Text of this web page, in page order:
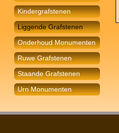
Kindergrafstenen
Liggende Grafstenen
Onderhoud Monumenten
Ruwe Grafstenen
Staande Grafstenen
Urn Monumenten